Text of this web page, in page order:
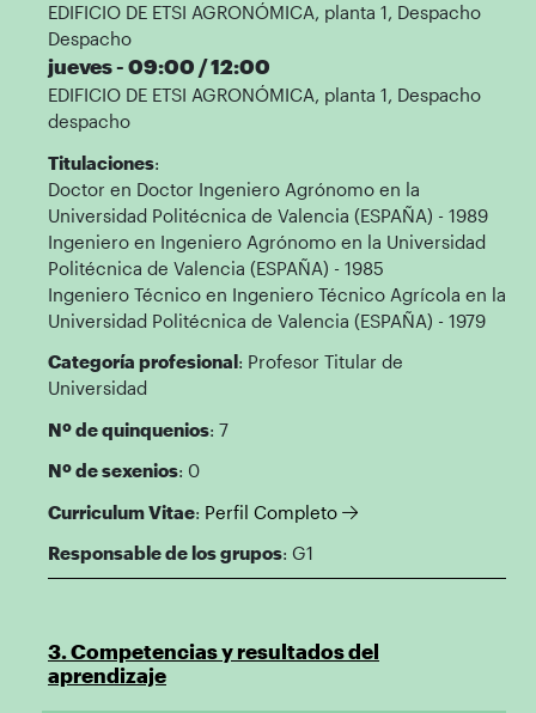
EDIFICIO DE ETSI AGRONÓMICA, planta 1, Despacho
Despacho
jueves - 09:00 / 12:00
EDIFICIO DE ETSI AGRONÓMICA, planta 1, Despacho
despacho
Titulaciones:
Doctor en Doctor Ingeniero Agrónomo en la
Universidad Politécnica de Valencia (ESPAÑA) - 1989
Ingeniero en Ingeniero Agrónomo en la Universidad
Politécnica de Valencia (ESPAÑA) - 1985
Ingeniero Técnico en Ingeniero Técnico Agrícola en la
Universidad Politécnica de Valencia (ESPAÑA) - 1979
Categoría profesional: Profesor Titular de
Universidad
Nº de quinquenios: 7
Nº de sexenios: 0
Curriculum Vitae: Perfil Completo
Responsable de los grupos: G1
3. Competencias y resultados del
aprendizaje